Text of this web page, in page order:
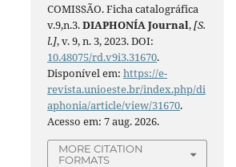
COMISSÃO. Ficha catalográfica
v.9,n.3.DIAPHONÍA Journal,[S.
l.], v. 9, n. 3, 2023. DOI:
10.48075/rd.v9i3.31670.
Disponível em:https://e-
revista.unioeste.br/index.php/di
aphonia/article/view/31670.
Acesso em: 7 aug. 2026.
MORE CITATION
FORMATS